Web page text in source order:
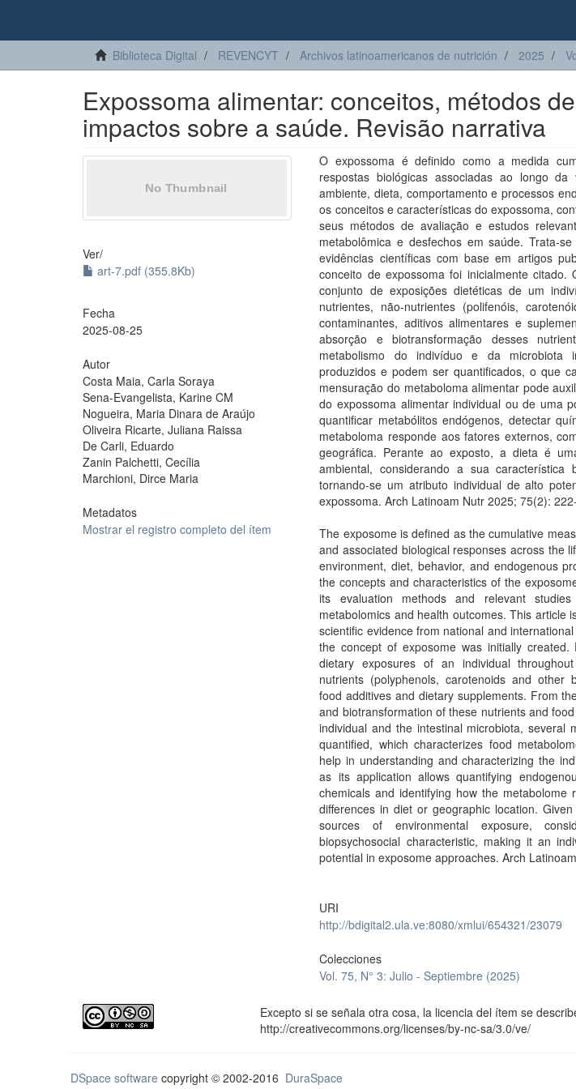
Biblioteca Digital REVENCYT Archivos latinoamericanos de nutrición 2025
Expossoma alimentar: conceitos, métodos
impactos sobre a saúde. Revisão narrativa
Ver/
art-7.pdf (355.8Kb)
Fecha
2025-08-25
Autor
Costa Maia, Carla Soraya
Sena-Evangelista, Karine CM
Nogueira, Maria Dinara de Araújo
Oliveira Ricarte, Juliana Raissa
De Carli, Eduardo
Zanin Palchetti, Cecília
Marchioni, Dirce Maria
Metadatos
Mostrar el registro completo del ítem
O expossoma é definido como a medida
respostas biológicas associadas ao longo
ambiente, dieta, comportamento e processos
os conceitos e características do expossoma,
seus métodos de avaliação e estudos
metabolômica e desfechos em saúde. Trata-
evidências científicas com base em artigos
conceito de expossoma foi inicialmente
conjunto de exposições dietéticas de um
nutrientes, não-nutrientes (polifenóis,
contaminantes, aditivos alimentares e
absorção e biotransformação desses
metabolismo do indivíduo e da microbiota
produzidos e podem ser quantificados, o que
mensuração do metaboloma alimentar pode
do expossoma alimentar individual ou de uma
quantificar metabólitos endógenos, detectar
metaboloma responde aos fatores externos,
geográfica. Perante ao exposto, a dieta é
ambiental, considerando a sua característica
tornando-se um atributo individual de alto
expossoma. Arch Latinoam Nutr 2025; 75(2):
The exposome is defined as the cumulative
and associated biological responses across the
environment, diet, behavior, and endogenous
the concepts and characteristics of the
its evaluation methods and relevant
metabolomics and health outcomes. This article
scientific evidence from national and
the concept of exposome was initially
dietary exposures of an individual
nutrients (polyphenols, carotenoids and other
food additives and dietary supplements. From
and biotransformation of these nutrients and
individual and the intestinal microbiota, several
quantified, which characterizes food
help in understanding and characterizing the
as its application allows quantifying
chemicals and identifying how the
differences in diet or geographic location.
sources of environmental exposure,
biopsychosocial characteristic, making it an
potential in exposome approaches. Arch
URI
http://bdigital2.ula.ve:8080/xmlui/654321/23079
Colecciones
Vol. 75, N° 3: Julio - Septiembre (2025)
Excepto si se señala otra cosa, la licencia del ítem se
http://creativecommons.org/licenses/by-nc-sa/3.0/ve/
DSpace software copyright © 2002-2016 DuraSpace